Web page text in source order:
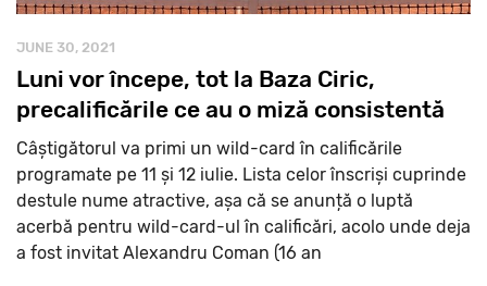
JUNE 30, 2021
Luni vor începe, tot la Baza Ciric,
precalificările ce au o miză consistentă
Câștigătorul va primi un wild-card în calificările
programate pe 11 și 12 iulie. Lista celor înscriși cuprinde
destule nume atractive, așa că se anunță o luptă
acerbă pentru wild-card-ul în calificări, acolo unde deja
a fost invitat Alexandru Coman (16 an